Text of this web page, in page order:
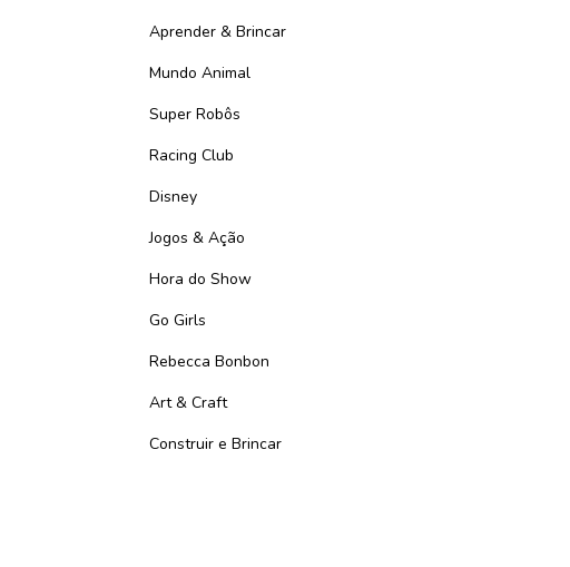
Aprender & Brincar
Mundo Animal
Super Robôs
Racing Club
Disney
Jogos & Ação
Hora do Show
Go Girls
Rebecca Bonbon
Art & Craft
Construir e Brincar